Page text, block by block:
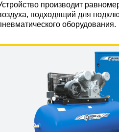
производит
подходящий для
оборудования.